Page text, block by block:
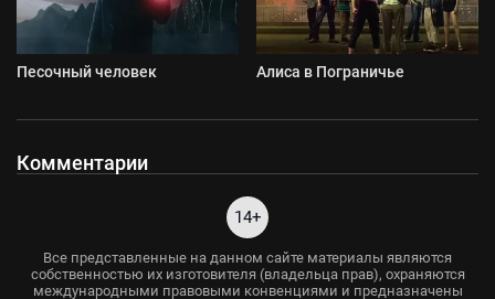
Песочный человек Алиса в Пограничье
Комментарии
14+
Все представленные на данном сайте материалы являются
собственностью их изготовителя (владельца прав), охраняются
международными правовыми конвенциями и предназначены